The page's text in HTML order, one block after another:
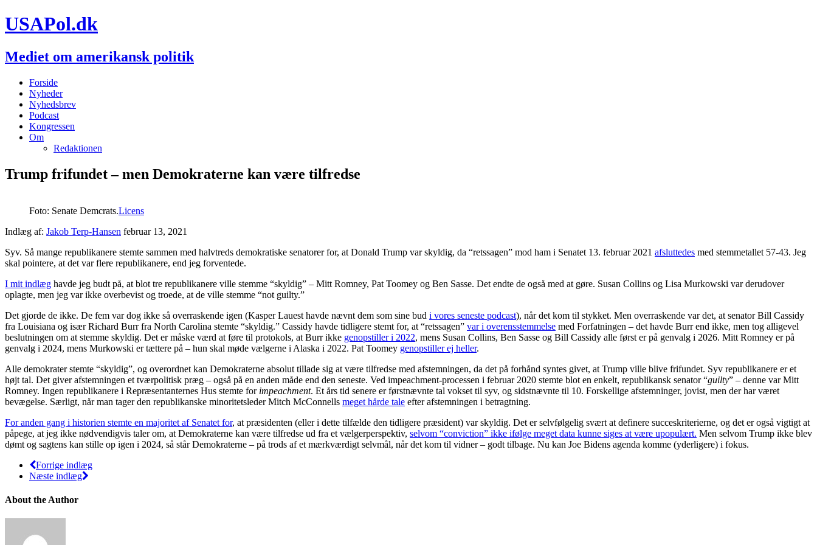
USAPol.dk
Mediet om amerikansk politik
Forside
Nyheder
Nyhedsbrev
Podcast
Kongressen
Om
Redaktionen
Trump frifundet – men Demokraterne kan være tilfredse
Foto: Senate Demcrats.Licens
Indlæg af: Jakob Terp-Hansen februar 13, 2021
Syv. Så mange republikanere stemte sammen med halvtreds demokratiske senatorer for, at Donald Trump var skyldig, da “retssagen” mod ham i Senatet 13. februar 2021 afsluttedes med stemmetallet 57-43. Jeg
skal pointere, at det var flere republikanere, end jeg forventede.
I mit indlæg havde jeg budt på, at blot tre republikanere ville stemme “skyldig” – Mitt Romney, Pat Toomey og Ben Sasse. Det endte de også med at gøre. Susan Collins og Lisa Murkowski var derudover
oplagte, men jeg var ikke overbevist og troede, at de ville stemme “not guilty.”
Det gjorde de ikke. De fem var dog ikke så overraskende igen (Kasper Lauest havde nævnt dem som sine bud i vores seneste podcast), når det kom til stykket. Men overraskende var det, at senator Bill Cassidy
fra Louisiana og især Richard Burr fra North Carolina stemte “skyldig.” Cassidy havde tidligere stemt for, at “retssagen” var i overensstemmelse med Forfatningen – det havde Burr end ikke, men tog alligevel
beslutningen om at stemme skyldig. Det er måske værd at føre til protokols, at Burr ikke genopstiller i 2022, mens Susan Collins, Ben Sasse og Bill Cassidy alle først er på genvalg i 2026. Mitt Romney er på
genvalg i 2024, mens Murkowski er tættere på – hun skal møde vælgerne i Alaska i 2022. Pat Toomey genopstiller ej heller.
Alle demokrater stemte “skyldig”, og overordnet kan Demokraterne absolut tillade sig at være tilfredse med afstemningen, da det på forhånd syntes givet, at Trump ville blive frifundet. Syv republikanere er et
højt tal. Det giver afstemningen et tværpolitisk præg – også på en anden måde end den seneste. Ved impeachment-processen i februar 2020 stemte blot en enkelt, republikansk senator “guilty” – denne var Mitt
Romney. Ingen republikanere i Repræsentanternes Hus stemte forimpeachment. Et års tid senere er førstnævnte tal vokset til syv, og sidstnævnte til 10. Forskellige afstemninger, jovist, men der har været
bevægelse. Særligt, når man tager den republikanske minoritetsleder Mitch McConnells meget hårde tale efter afstemningen i betragtning.
For anden gang i historien stemte en majoritet af Senatet for, at præsidenten (eller i dette tilfælde den tidligere præsident) var skyldig. Det er selvfølgelig svært at definere succeskriterierne, og det er også vigtigt at
påpege, at jeg ikke nødvendigvis taler om, at Demokraterne kan være tilfredse ud fra et vælgerperspektiv, selvom “conviction” ikke ifølge meget data kunne siges at være upopulært. Men selvom Trump ikke blev
dømt og sagtens kan stille op igen i 2024, så står Demokraterne – på trods af et mærkværdigt selvmål, når det kom til vidner – godt tilbage. Nu kan Joe Bidens agenda komme (yderligere) i fokus.
Forrige indlæg
Næste indlæg
About the Author